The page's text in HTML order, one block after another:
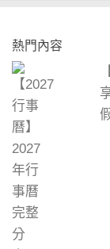
熱門內容